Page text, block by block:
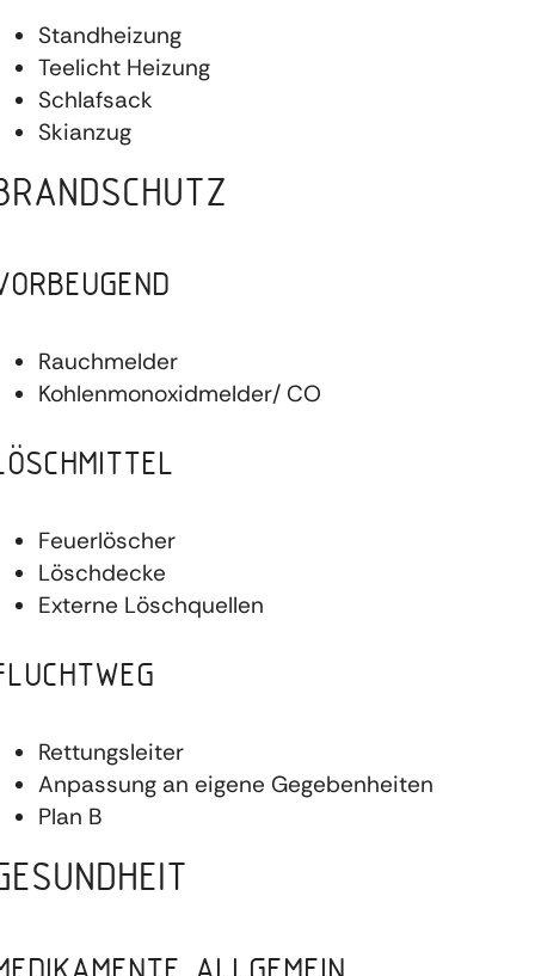
Standheizung
Teelicht Heizung
Schlafsack
Skianzug
Rauchmelder
Kohlenmonoxidmelder/ CO
Feuerlöscher
Löschdecke
Externe Löschquellen
Rettungsleiter
Anpassung an eigene Gegebenheiten
Plan B